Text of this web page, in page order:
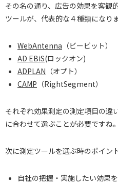
その名の通り、広告の効果を客観
ツールが、代表的な４種類になりま
WebAntenna （ビービット）
AD EBiS(ロックオン)
ADPLAN （オプト）
CAMP （RightSegment）
それぞれ効果測定の測定項目の違
に合わせて選ぶことが必要ですね。
次に測定ツールを選ぶ時のポイン
自社の把握・実施したい効果